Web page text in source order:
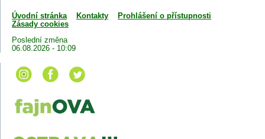
Úvodní stránka Kontakty
Prohlášení o přístupnosti
Zásady cookies
Poslední změna
06.08.2026 - 10:09